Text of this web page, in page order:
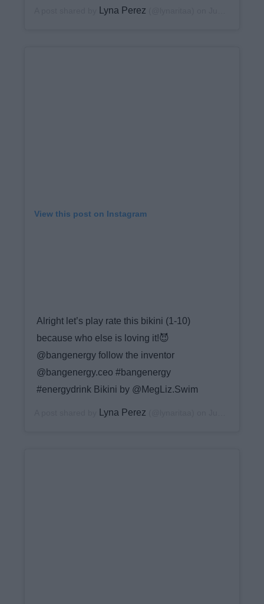
Lyna Perez
View this post on Instagram
Alright let’s play rate this bikini (1-10)
because who else is loving it!😈
@bangenergy follow the inventor
@bangenergy.ceo #bangenergy
#energydrink Bikini by @MegLiz.Swim
Lyna Perez